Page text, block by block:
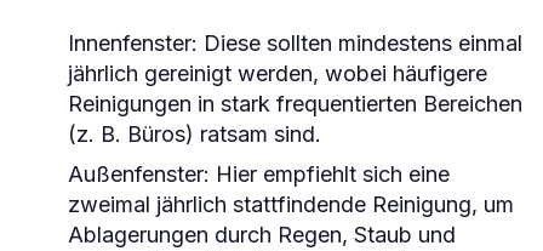
Innenfenster: Diese sollten mindestens einmal
jährlich gereinigt werden, wobei häufigere
Reinigungen in stark frequentierten Bereichen
(z. B. Büros) ratsam sind.
Außenfenster: Hier empfiehlt sich eine
zweimal jährlich stattfindende Reinigung, um
Ablagerungen durch Regen, Staub und